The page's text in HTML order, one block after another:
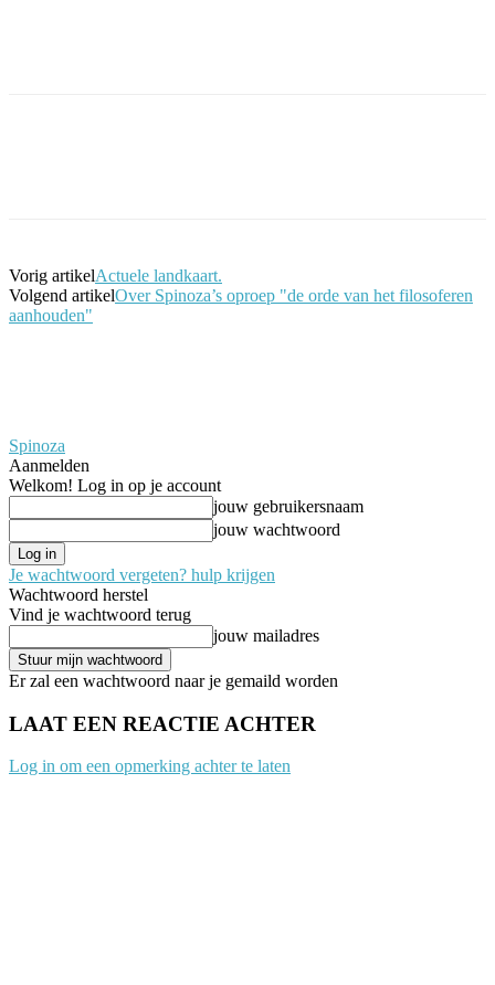
Vorig artikelActuele landkaart.
Volgend artikelOver Spinoza’s oproep "de orde van het filosoferen
aanhouden"
Spinoza
Aanmelden
Welkom! Log in op je account
jouw gebruikersnaam
jouw wachtwoord
Je wachtwoord vergeten? hulp krijgen
Wachtwoord herstel
Vind je wachtwoord terug
jouw mailadres
Er zal een wachtwoord naar je gemaild worden
LAAT EEN REACTIE ACHTER
Log in om een opmerking achter te laten